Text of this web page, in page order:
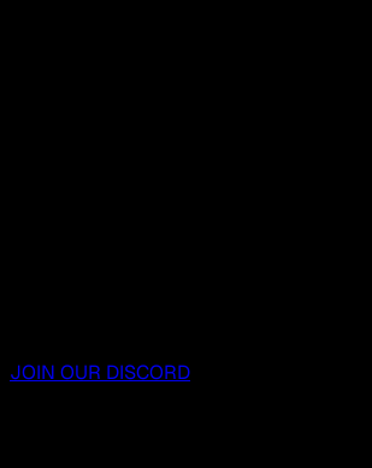
JOIN OUR DISCORD